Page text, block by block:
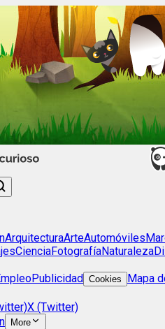
ArquitecturaArteAutomóviles
CienciaFotografíaNaturaleza
Publicidad Cookies
Mapa
X (Twitter)
More